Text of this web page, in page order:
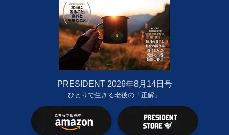
PRESIDENT 2026年8月14日号
ひとりで生きる老後の「正解」